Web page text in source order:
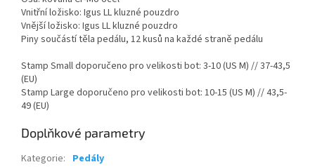
Vnitřní ložisko: Igus LL kluzné pouzdro
Vnější ložisko: Igus LL kluzné pouzdro
Piny součástí těla pedálu, 12 kusů na každé straně pedálu
Stamp Small doporučeno pro velikosti bot: 3-10 (US M) // 37-43,5
(EU)
Stamp Large doporučeno pro velikosti bot: 10-15 (US M) // 43,5-
49 (EU)
Doplňkové parametry
Kategorie: Pedály